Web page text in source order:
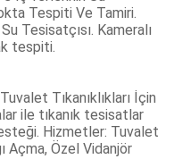
Tespiti Ve Tamiri.
Tesisatçısı. Kameralı
tespiti.
Tıkanıklıkları İçin
ile tıkanık tesisatlar
Hizmetler: Tuvalet
Açma, Özel Vidanjör